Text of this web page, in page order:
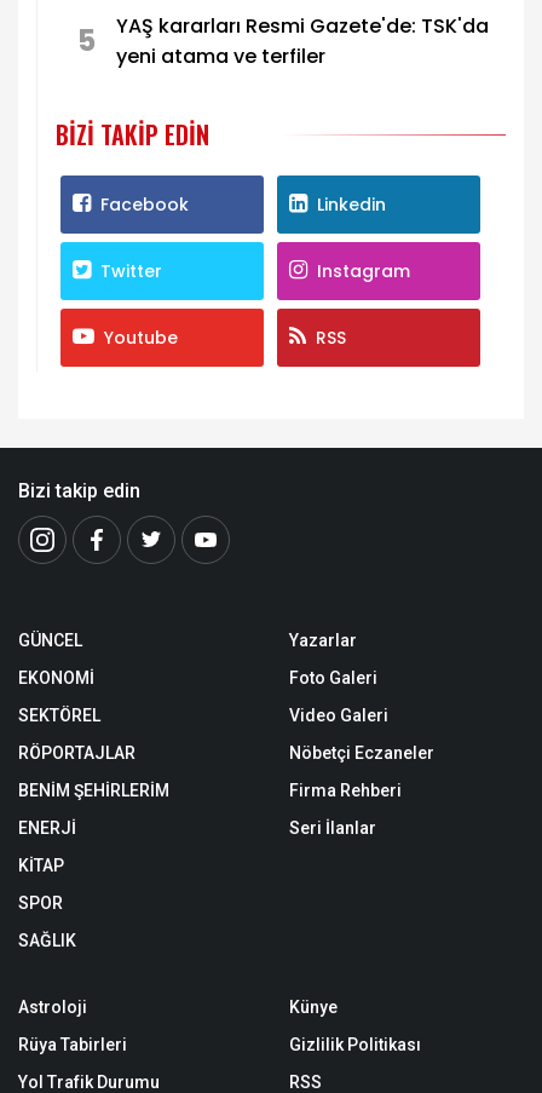
5
YAŞ kararları Resmi Gazete'de: TSK'da
yeni atama ve terfiler
BIZI TAKIP EDIN
Facebook Linkedin
Twitter Instagram
Youtube RSS
Bizi takip edin
GÜNCEL
EKONOMİ
SEKTÖREL
RÖPORTAJLAR
BENİM ŞEHİRLERİM
ENERJİ
KİTAP
SPOR
SAĞLIK
Yazarlar
Foto Galeri
Video Galeri
Nöbetçi Eczaneler
Firma Rehberi
Seri İlanlar
Astroloji
Rüya Tabirleri
Yol Trafik Durumu
Künye
Gizlilik Politikası
RSS